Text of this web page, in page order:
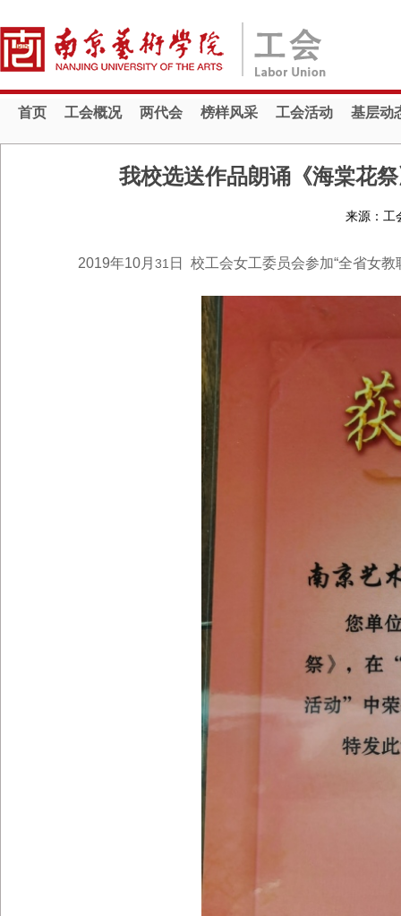
首页 工会概况 两代会 榜样风采 工会活动 基层动
我校选送作品朗诵《海棠花
来源：
2019年10月 31 日 校工会女工委员会参加“全省女